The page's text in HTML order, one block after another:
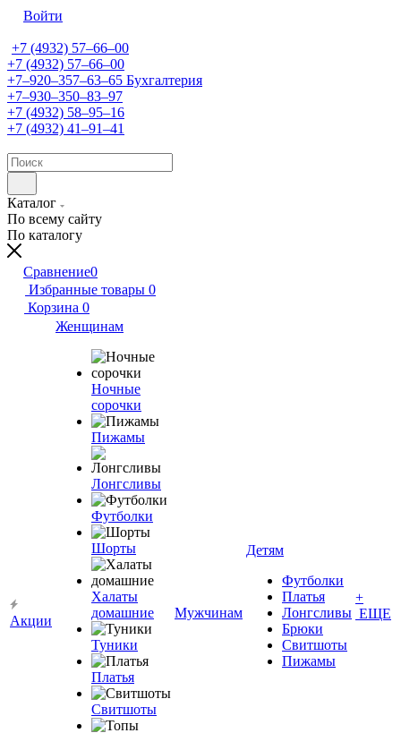
Войти
+7 (4932) 57‒66‒00
+7 (4932) 57‒66‒00
+7‒920‒357‒63‒65 Бухгалтерия
+7‒930‒350‒83‒97
+7 (4932) 58‒95‒16
+7 (4932) 41‒91‒41
Каталог
По всему сайту
По каталогу
Сравнение0
Избранные товары 0
Корзина 0
Акции
Женщинам
Ночные
сорочки
Пижамы
Лонгсливы
Футболки
Шорты
Халаты
домашние
Туники
Платья
Свитшоты
Мужчинам
Детям
Футболки
Платья
Лонгсливы
Брюки
Свитшоты
Пижамы
+
ЕЩЕ